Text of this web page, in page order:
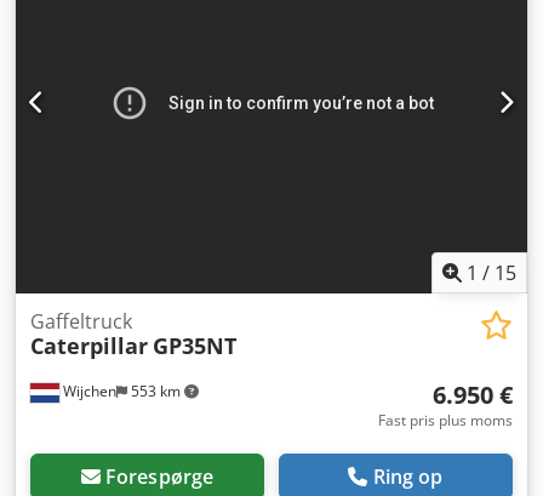
euro, ekskl. moms + 19 % moms ---- Ved yderligere
spørgsmål bedes du ringe: Erik Kortum: WhatsApp Alle
1 / 15
Wijchen 553 km
Gaffeltruck
Caterpillar GP35NT
6.950 €
Fast pris plus moms
Forespørge Ring op